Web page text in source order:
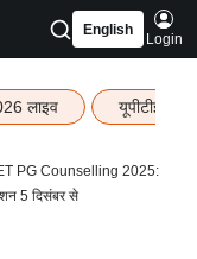
English
Login
लाइव यूपीटीईटी
PG Counselling 2025:
5 दिसंबर से